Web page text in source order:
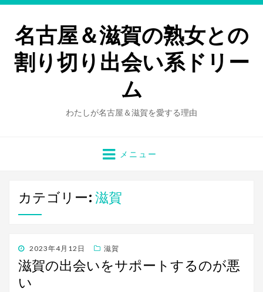
名古屋＆滋賀の熟女との
割り切り出会い系ドリー
ム
わたしが名古屋＆滋賀を愛する理由
メニュー
カテゴリー: 滋賀
投
稿
日:
2023年4月12日 滋賀
滋賀の出会いをサポートするのが悪
い